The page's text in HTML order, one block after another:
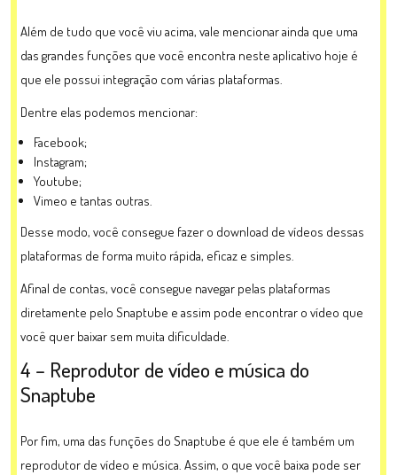
Além de tudo que você viu acima, vale mencionar ainda que uma
das grandes funções que você encontra neste aplicativo hoje é
que ele possui integração com várias plataformas.
Dentre elas podemos mencionar:
Facebook;
Instagram;
Youtube;
Vimeo e tantas outras.
Desse modo, você consegue fazer o download de vídeos dessas
plataformas de forma muito rápida, eficaz e simples.
Afinal de contas, você consegue navegar pelas plataformas
diretamente pelo Snaptube e assim pode encontrar o vídeo que
você quer baixar sem muita dificuldade.
4 – Reprodutor de vídeo e música do
Snaptube
Por fim, uma das funções do Snaptube é que ele é também um
reprodutor de vídeo e música. Assim, o que você baixa pode ser